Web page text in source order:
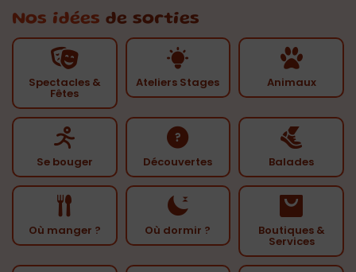
Nos idées de sorties
Spectacles &
Fêtes
Ateliers Stages Animaux
Se bouger Découvertes Balades
Où manger ? Où dormir ? Boutiques &
Services